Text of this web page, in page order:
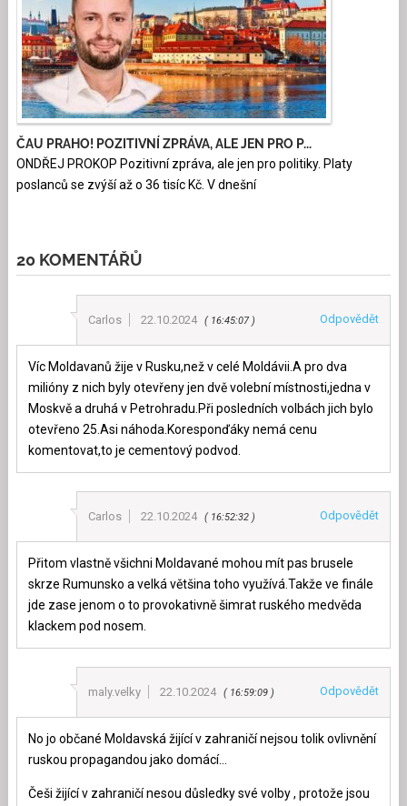
ČAU PRAHO! POZITIVNÍ ZPRÁVA, ALE JEN PRO P...
ONDŘEJ PROKOP Pozitivní zpráva, ale jen pro politiky. Platy
poslanců se zvýší až o 36 tisíc Kč. V dnešní
20 KOMENTÁŘŮ
Carlos 22.10.2024 16:45:07 Odpovědět
Víc Moldavanů žije v Rusku,než v celé Moldávii.A pro dva
milióny z nich byly otevřeny jen dvě volební místnosti,jedna v
Moskvě a druhá v Petrohradu.Při posledních volbách jich bylo
otevřeno 25.Asi náhoda.Koresponďáky nemá cenu
komentovat,to je cementový podvod.
Carlos 22.10.2024 16:52:32 Odpovědět
Přitom vlastně všichni Moldavané mohou mít pas brusele
skrze Rumunsko a velká většina toho využívá.Takže ve finále
jde zase jenom o to provokativně šimrat ruského medvěda
klackem pod nosem.
maly.velky 22.10.2024 16:59:09 Odpovědět
No jo občané Moldavská žijící v zahraničí nejsou tolik ovlivnění
ruskou propagandou jako domácí…
Češi žijící v zahraničí nesou důsledky své volby , protože jsou